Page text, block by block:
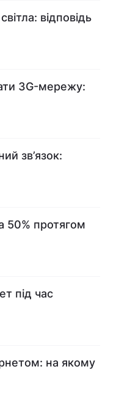
відповідь
3G-мережу:
зв’язок:
50% протягом
під час
на якому